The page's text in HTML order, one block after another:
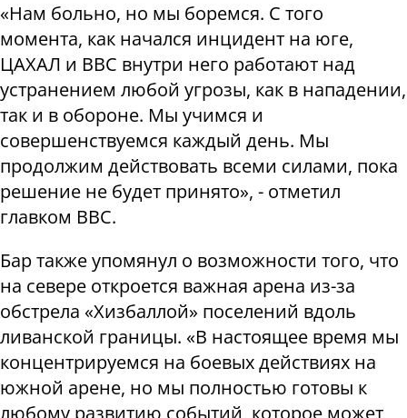
«Нам больно, но мы боремся. С того
момента, как начался инцидент на юге,
ЦАХАЛ и ВВС внутри него работают над
устранением любой угрозы, как в нападении,
так и в обороне. Мы учимся и
совершенствуемся каждый день. Мы
продолжим действовать всеми силами, пока
решение не будет принято», - отметил
главком ВВС.
Бар также упомянул о возможности того, что
на севере откроется важная арена из-за
обстрела «Хизбаллой» поселений вдоль
ливанской границы. «В настоящее время мы
концентрируемся на боевых действиях на
южной арене, но мы полностью готовы к